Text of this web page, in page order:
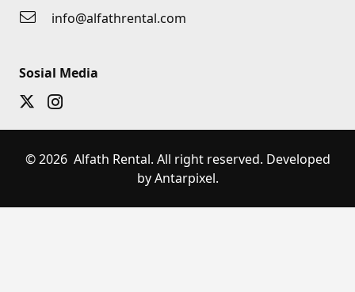
info@alfathrental.com
Sosial Media
© 2026 Alfath Rental. All right reserved. Developed
by Antarpixel.